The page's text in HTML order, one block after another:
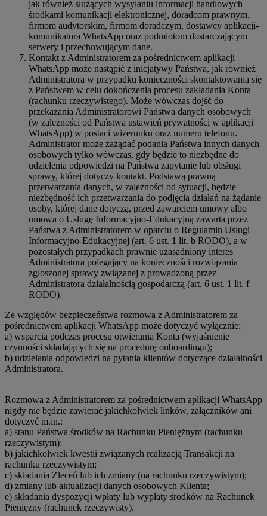
jak również służących wysyłaniu informacji handlowych
środkami komunikacji elektronicznej, doradcom prawnym,
firmom audytorskim, firmom doradczym, dostawcy aplikacji-
komunikatora WhatsApp oraz podmiotom dostarczającym
serwery i przechowującym dane.
Kontakt z Administratorem za pośrednictwem aplikacji
WhatsApp może nastąpić z inicjatywy Państwa, jak również
Administratora w przypadku konieczności skontaktowania się
z Państwem w celu dokończenia procesu zakładania Konta
(rachunku rzeczywistego). Może wówczas dojść do
przekazania Administratorowi Państwa danych osobowych
(w zależności od Państwa ustawień prywatności w aplikacji
WhatsApp) w postaci wizerunku oraz numeru telefonu.
Administrator może zażądać podania Państwa innych danych
osobowych tylko wówczas, gdy będzie to niezbędne do
udzielenia odpowiedzi na Państwa zapytanie lub obsługi
sprawy, której dotyczy kontakt. Podstawą prawną
przetwarzania danych, w zależności od sytuacji, będzie
niezbędność ich przetwarzania do podjęcia działań na żądanie
osoby, której dane dotyczą, przed zawarciem umowy albo
umowa o Usługę Informacyjno-Edukacyjną zawarta przez
Państwa z Administratorem w oparciu o Regulamin Usługi
Informacyjno-Edukacyjnej (art. 6 ust. 1 lit. b RODO), a w
pozostałych przypadkach prawnie uzasadniony interes
Administratora polegający na konieczności rozwiązania
zgłoszonej sprawy związanej z prowadzoną przez
Administratora działalnością gospodarczą (art. 6 ust. 1 lit. f
RODO).
Ze względów bezpieczeństwa rozmowa z Administratorem za
pośrednictwem aplikacji WhatsApp może dotyczyć wyłącznie:
a) wsparcia podczas procesu otwierania Konta (wyjaśnienie
czynności składających się na procedurę onboardingu);
b) udzielania odpowiedzi na pytania klientów dotyczące działalności
Administratora.
Rozmowa z Administratorem za pośrednictwem aplikacji WhatsApp
nigdy nie będzie zawierać jakichkolwiek linków, załączników ani
dotyczyć m.in.:
a) stanu Państwa środków na Rachunku Pieniężnym (rachunku
rzeczywistym);
b) jakichkolwiek kwestii związanych realizacją Transakcji na
rachunku rzeczywistym;
c) składania Zleceń lub ich zmiany (na rachunku rzeczywistym);
d) zmiany lub aktualizacji danych osobowych Klienta;
e) składania dyspozycji wpłaty lub wypłaty środków na Rachunek
Pieniężny (rachunek rzeczywisty).